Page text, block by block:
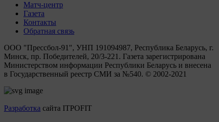
Матч-центр
Газета
Контакты
Обратная связь
ООО "Прессбол-91", УНП 191094987, Республика Беларусь, г.
Минск, пр. Победителей, 20/3-221. Газета зарегистрирована
Министерством информации Республики Беларусь и внесена
в Государственный реестр СМИ за №540. © 2002-2021
Разработка сайта ITPOFIT